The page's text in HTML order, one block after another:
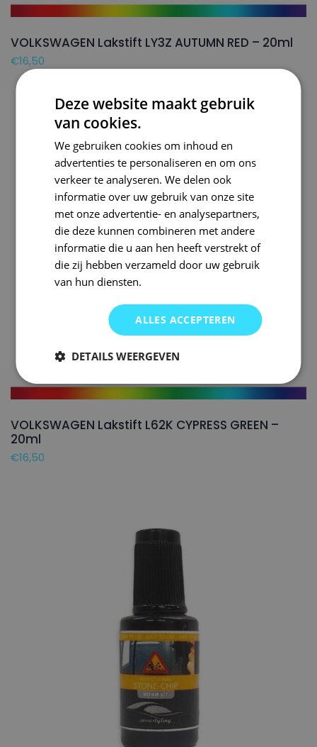
VOLKSWAGEN Lakstift LY3Z AUTUMN RED – 20ml
€16,50
VOLKSWAGEN Lakstift L62K CYPRESS GREEN –
20ml
€16,50
Deze website maakt gebruik
van cookies.
We gebruiken cookies om inhoud en
advertenties te personaliseren en om ons
verkeer te analyseren. We delen ook
informatie over uw gebruik van onze site
met onze advertentie- en analysepartners,
die deze kunnen combineren met andere
informatie die u aan hen heeft verstrekt of
die zij hebben verzameld door uw gebruik
van hun diensten.
ALLES ACCEPTEREN
DETAILS WEERGEVEN